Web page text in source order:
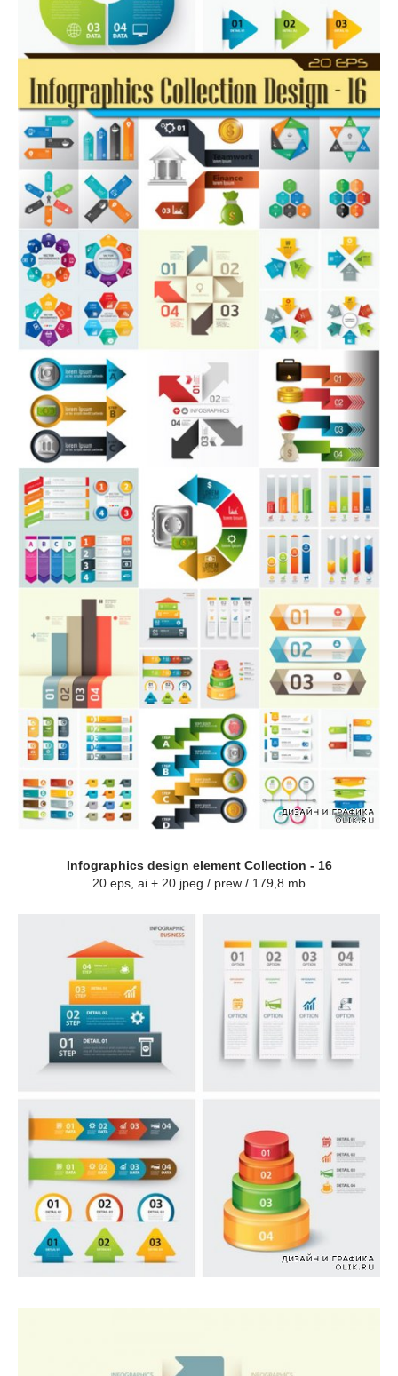
Infographics design element Collection - 16
20 eps, ai + 20 jpeg / prew / 179,8 mb